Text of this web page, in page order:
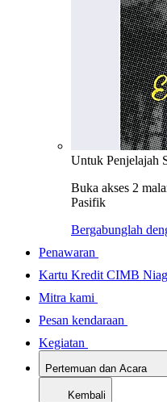
Untuk Penjelajah
Buka akses 2
Pasifik
Bergabunglah
Penawaran
Kartu Kredit CIMB
Mitra kami
Pesan kendaraan
Kegiatan
Pertemuan dan Acara
Kembali